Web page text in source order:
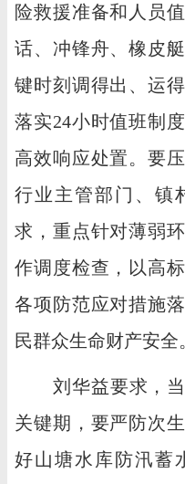
险救援准备和人员
话、冲锋舟、橡皮
键时刻调得出、运
落实24小时值班制
高效响应处置。要
行业主管部门、镇
求，重点针对薄弱
作调度检查，以高
各项防范应对措施
民群众生命财产安全
刘华益要求，当
关键期，要严防次
好山塘水库防汛蓄